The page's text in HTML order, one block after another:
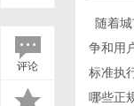
评论
随着
争和用
标准执
哪些正